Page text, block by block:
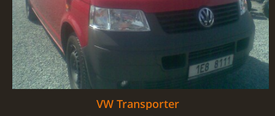
VW Transporter